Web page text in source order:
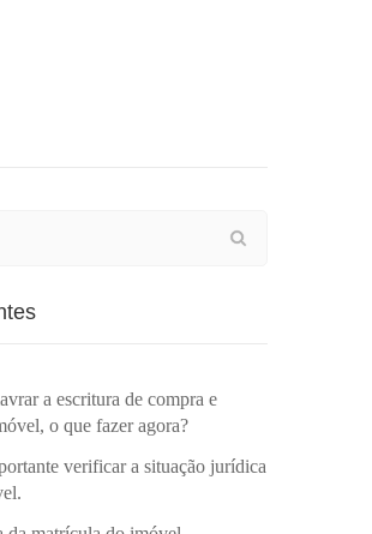
a escritura de compra e
o que fazer agora?
verificar a situação jurídica